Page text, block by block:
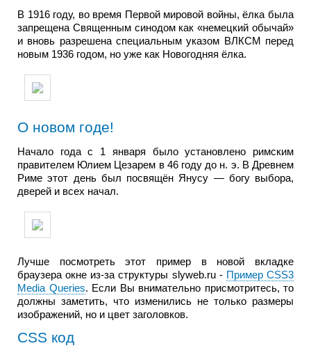
В 1916 году, во время Первой мировой войны, ёлка была
запрещена Священным синодом как «немецкий обычай»
и вновь разрешена специальным указом ВЛКСМ перед
новым 1936 годом, но уже как Новогодняя ёлка.
О новом годе!
Начало года с 1 января было установлено римским
правителем Юлием Цезарем в 46 году до н. э. В Древнем
Риме этот день был посвящён Янусу — богу выбора,
дверей и всех начал.
Лучше посмотреть этот пример в новой вкладке
браузера окне из-за структуры slyweb.ru - Пример CSS3
Media Queries. Если Вы внимательно присмотритесь, то
должны заметить, что изменились не только размеры
изображений, но и цвет заголовков.
CSS код